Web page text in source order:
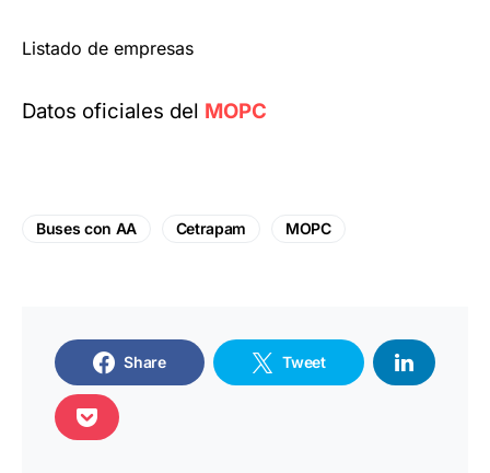
Listado de empresas
Datos oficiales del MOPC
Buses con AA Cetrapam MOPC
Share Tweet